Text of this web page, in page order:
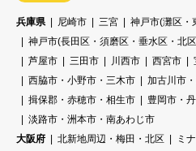
兵庫県 尼崎市 三宮
神戸市(灘区・
神戸市(長田区・須磨区・垂水区・北
芦屋市
三田市 川西市 西宮市
西脇市・小野市・三木市
加古川市
揖保郡・赤穂市・相生市
豊岡市・
淡路市・洲本市・南あわじ市
大阪府
北新地周辺・梅田・北区
ミ